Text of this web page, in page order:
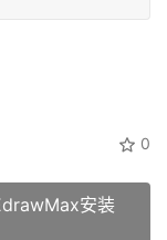
0
安装